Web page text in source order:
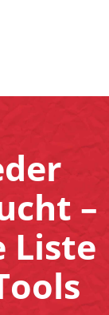
–
Liste